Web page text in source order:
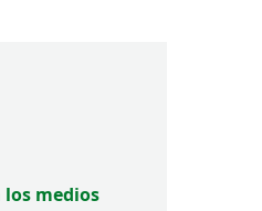
los medios